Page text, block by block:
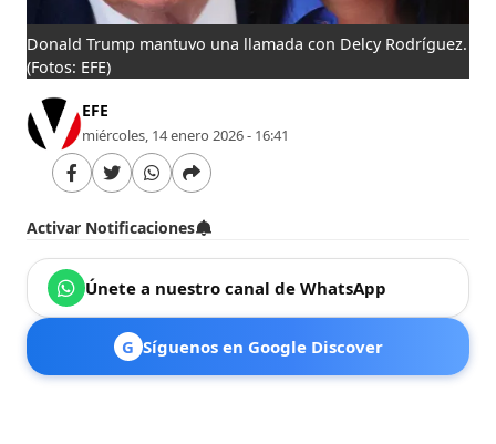
Donald Trump mantuvo una llamada con Delcy Rodríguez.
(Fotos: EFE)
EFE
miércoles, 14 enero 2026 - 16:41
Activar Notificaciones
Únete a nuestro canal de WhatsApp
G Síguenos en Google Discover